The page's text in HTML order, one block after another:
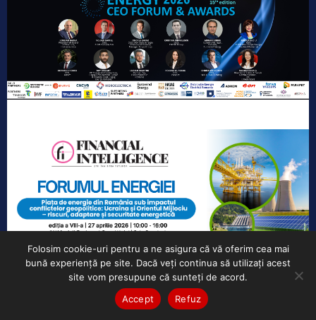
Folosim cookie-uri pentru a ne asigura că vă oferim cea mai
bună experiență pe site. Dacă veți continua să utilizați acest
site vom presupune că sunteți de acord.
Accept
Refuz